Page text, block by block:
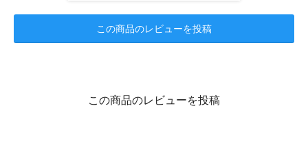
この商品のレビューを投稿
この商品のレビューを投稿